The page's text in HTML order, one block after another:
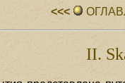
<<<
II.